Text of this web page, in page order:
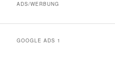
ADS/WERBUNG
GOOGLE ADS 1